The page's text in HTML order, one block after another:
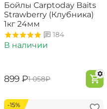
Бойлы Carptoday Baits
Strawberry (Клубника)
1кг 24мм
184
В наличии
‍899‍ ₽‍1 058‍₽
-15%